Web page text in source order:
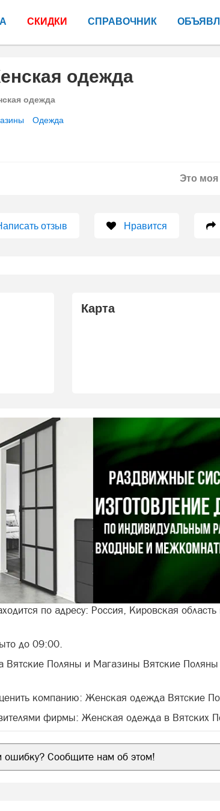
СКИДКИ СПРАВОЧНИК
одежда
одежда
Одежда
Это
отзыв Нравится
Карта
по адресу: Россия, Кировская область
до 09:00.
Вятские Поляны и Магазины Вятские
компанию: Женская одежда Вятские
фирмы: Женская одежда в Вятских
ошибку? Сообщите нам об этом!